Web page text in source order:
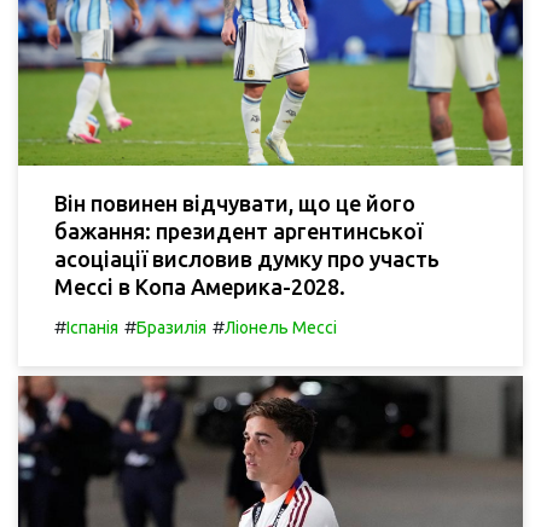
Він повинен відчувати, що це його
бажання: президент аргентинської
асоціації висловив думку про участь
Мессі в Копа Америка-2028.
#Іспанія #Бразилія #Ліонель Мессі